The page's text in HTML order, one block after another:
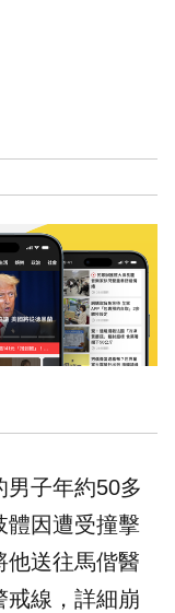
男子年約50多
體因遭受撞擊
他送往馬偕醫
戒線，詳細崩